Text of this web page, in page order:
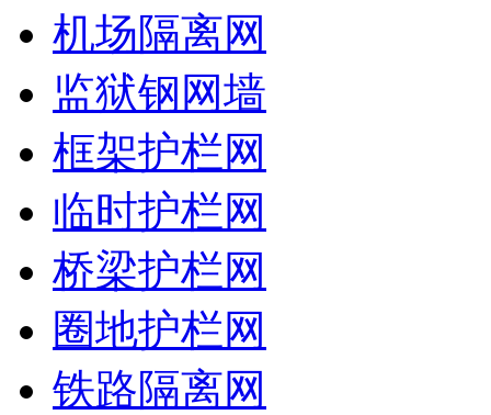
机场隔离网
监狱钢网墙
框架护栏网
临时护栏网
桥梁护栏网
圈地护栏网
铁路隔离网